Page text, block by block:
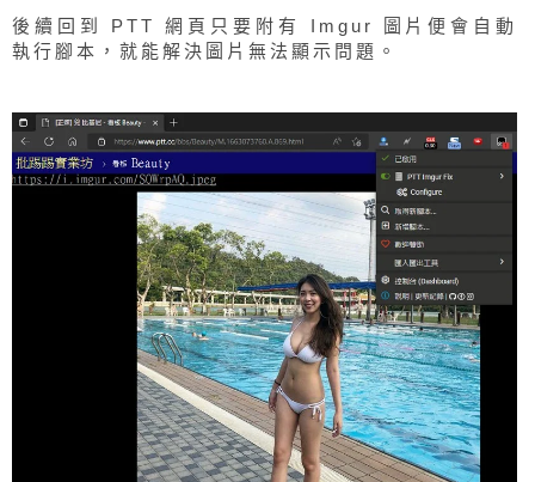
後續回到 PTT 網頁只要附有 Imgur 圖片便會自動
執行腳本，就能解決圖片無法顯示問題。